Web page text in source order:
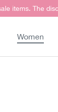
items. The
Women